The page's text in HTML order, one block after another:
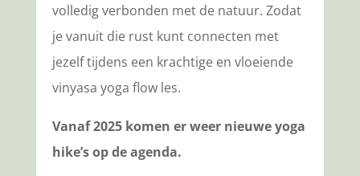
volledig verbonden met de natuur. Zodat
je vanuit die rust kunt connecten met
jezelf tijdens een krachtige en vloeiende
vinyasa yoga flow les.
Vanaf 2025 komen er weer nieuwe yoga
hike’s op de agenda.